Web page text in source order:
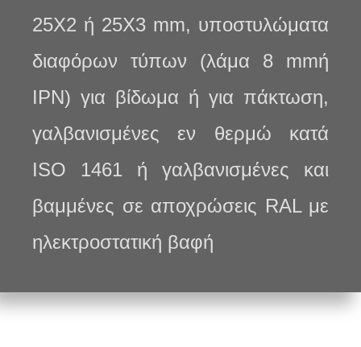
25Χ2 ή 25Χ3 mm, υποστυλώματα
διαφόρων τύπων (λάμα 8 mmή
IPN) για βίδωμα ή για πάκτωση,
γαλβανισμένες εν θερμώ κατά
ISO 1461 ή γαλβανισμένες και
βαμμένες σε αποχρώσεις RAL με
ηλεκτροστατική βαφή